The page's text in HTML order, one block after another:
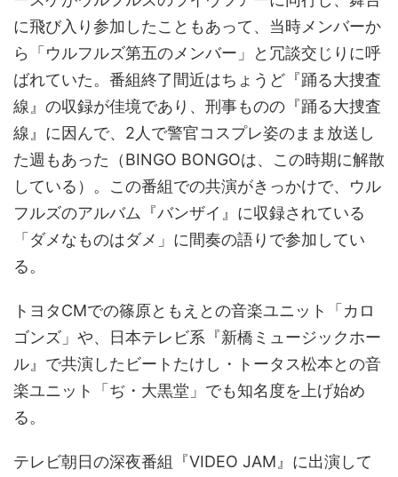
に飛び入り参加したこともあって、当時メンバーか
ら「ウルフルズ第五のメンバー」と冗談交じりに呼
ばれていた。番組終了間近はちょうど『踊る大捜査
線』の収録が佳境であり、刑事ものの『踊る大捜査
線』に因んで、2人で警官コスプレ姿のまま放送し
た週もあった（BINGO BONGOは、この時期に解散
している）。この番組での共演がきっかけで、ウル
フルズのアルバム『バンザイ』に収録されている
「ダメなものはダメ」に間奏の語りで参加してい
る。
トヨタCMでの篠原ともえとの音楽ユニット「カロ
ゴンズ」や、日本テレビ系『新橋ミュージックホー
ル』で共演したビートたけし・トータス松本との音
楽ユニット「ぢ・大黒堂」でも知名度を上げ始め
る。
テレビ朝日の深夜番組『VIDEO JAM』に出演して